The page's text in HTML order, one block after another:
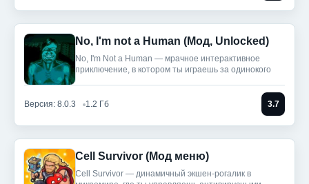
No, I'm not a Human (Мод, Unlocked)
No, I'm Not a Human — мрачное интерактивное
приключение, в котором ты играешь за одинокого
Версия: 8.0.3 1.2 Гб 3.7
Cell Survivor (Мод меню)
Cell Survivor — динамичный экшен-рогалик в